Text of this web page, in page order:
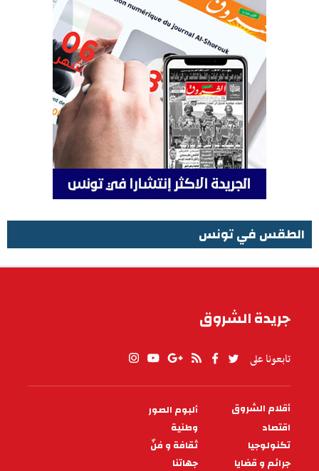
الطقس في تونس
جريدة الشروق
تابعونا على
PIED
DE
PAGE
أقلام الشروق
ألبوم الصور
اقتصاد
وطنية
تكنولوجيا
ثقافة و فنّ
جرائم و قضايا
جهاتنا